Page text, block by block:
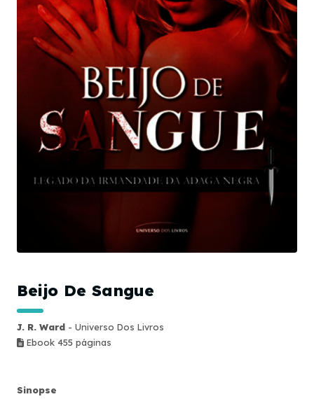
Beijo De Sangue
J. R. Ward - Universo Dos Livros
Ebook 455 páginas
Sinopse